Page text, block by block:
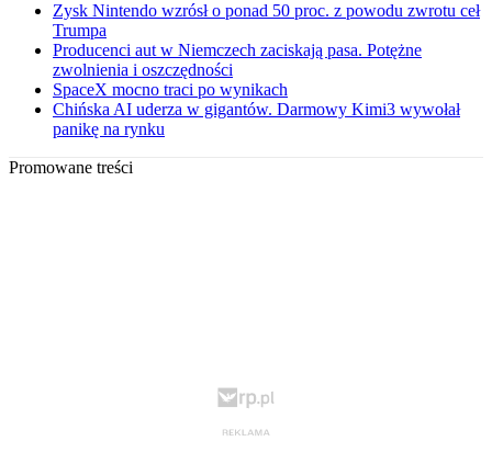
Zysk Nintendo wzrósł o ponad 50 proc. z powodu zwrotu ceł
Trumpa
Producenci aut w Niemczech zaciskają pasa. Potężne
zwolnienia i oszczędności
SpaceX mocno traci po wynikach
Chińska AI uderza w gigantów. Darmowy Kimi3 wywołał
panikę na rynku
Promowane treści